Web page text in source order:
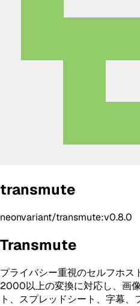
transmute
neonvariant/transmute:v0.8.0
Transmute
プライバシー重視のセルフホス
2000以上の変換に対応し、画
ト、スプレッドシート、字幕、